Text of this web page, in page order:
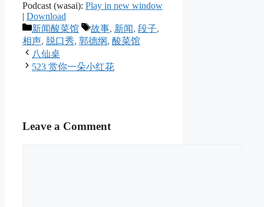
Podcast (wasai): Play in new window
| Download
Categories
新闻酸菜馆 Tags
故事, 新闻, 段子,
相声, 脱口秀, 郭德纲, 酸菜馆
八仙桌
523 赏你一朵小红花
Leave a Comment